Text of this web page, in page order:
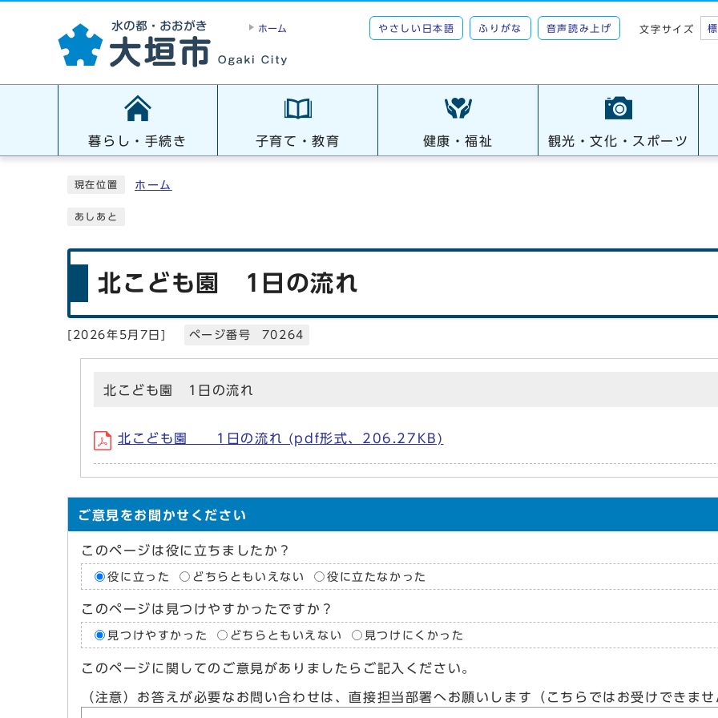
ホーム やさしい日本語 ふりがな 音声読み上げ 文字サイズ
暮らし・手続き 子育て・教育 健康・福祉 観光・文化・スポーツ
現在位置 ホーム
あしあと
北こども園 1日の流れ
2026年5月7日 ページ番号 70264
北こども園 1日の流れ
北こども園 1日の流れ (pdf形式、206.27KB)
ご意見をお聞かせください
このページは役に立ちましたか？
役に立った どちらともいえない 役に立たなかった
このページは見つけやすかったですか？
見つけやすかった どちらともいえない 見つけにくかった
このページに関してのご意見がありましたらご記入ください。
（注意）お答えが必要なお問い合わせは、直接担当部署へお願いします（こちらではお受けできま